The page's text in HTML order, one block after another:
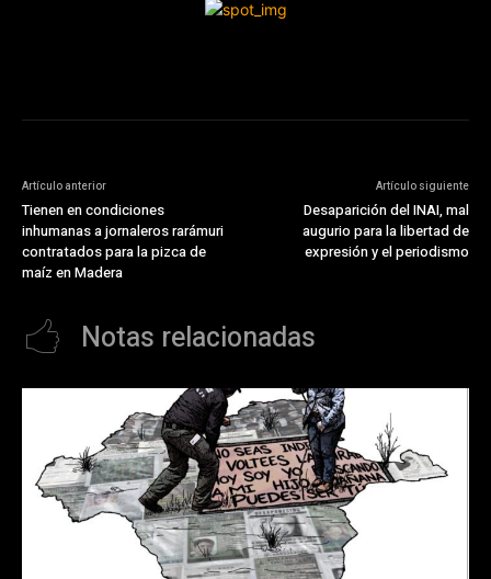
Artículo anterior
Tienen en condiciones
inhumanas a jornaleros rarámuri
contratados para la pizca de
maíz en Madera
Artículo siguiente
Desaparición del INAI, mal
augurio para la libertad de
expresión y el periodismo
Notas relacionadas